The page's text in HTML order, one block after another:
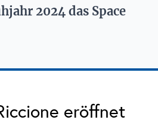
2024 das Space
eröffnet